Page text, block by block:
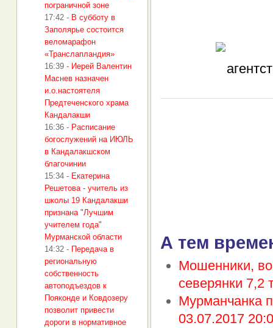
А тем
Мошенники,
северянки 7,2
Мурманчанка
03.07.2017
пограничной зоне
17:42 - В субботу в
Заполярье состоится
веломарафон
«Транслапландия»
16:39 - Иерей Валентин
Маснев назначен
и.о.настоятеля
Предтеченского храма
Кандалакши
16:36 - Расписание
богослужений на ИЮЛЬ
в Кандалакшском
благочинии
15:34 - Екатерина
Решетова - учитель из
школы 19 Кандалакши
признана "Лучшим
учителем года"
Мурманской области
14:32 - Передача в
региональную
собственность
автоподъездов к
Пояконде и Ковдозеру
позволит привести
дороги в нормативное